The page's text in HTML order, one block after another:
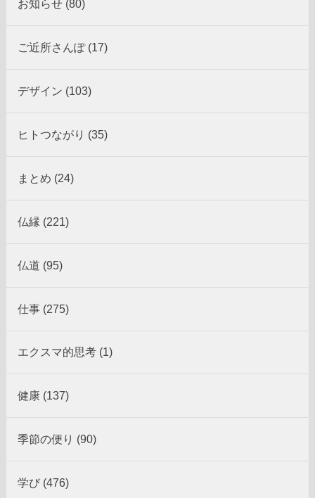
お知らせ (80)
ご近所さんぽ (17)
デザイン (103)
ヒトつながり (35)
まとめ (24)
仏縁 (221)
仏道 (95)
仕事 (275)
エクスマ的思考 (1)
健康 (137)
季節の便り (90)
学び (476)